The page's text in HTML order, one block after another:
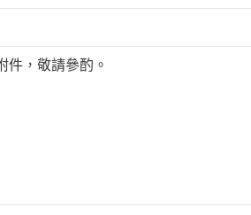
件，敬請參酌。